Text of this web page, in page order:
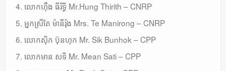
4. លោកហុឹង ធីរិទ្ធិ Mr.Hung Thirith – CNRP
5. អ្នកស្រីតែ ម៉ានីរ៉ុង Mrs. Te Manirong – CNRP
6. លោកសុិក ប៑ុនហុក Mr. Sik Bunhok – CPP
7. លោកមាន សទិ Mr. Mean Sati – CPP